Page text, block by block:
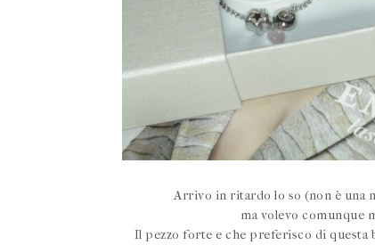
Arrivo in ritardo lo so (non è una
ma volevo comunque
Il pezzo forte e che preferisco di questa